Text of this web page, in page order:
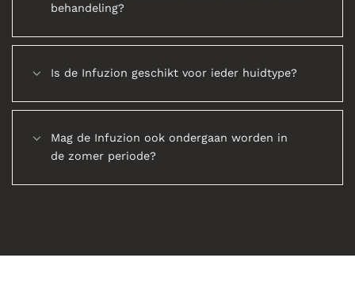
behandeling?
Is de Infuzion geschikt voor ieder huidtype?
Mag de Infuzion ook ondergaan worden in
de zomer periode?